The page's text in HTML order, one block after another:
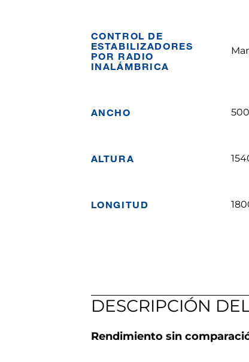
CONTROL DE
ESTABILIZADORES
POR RADIO
INALÁMBRICA
ANCHO
ALTURA
LONGITUD
DESCRIPCIÓN
Rendimiento sin